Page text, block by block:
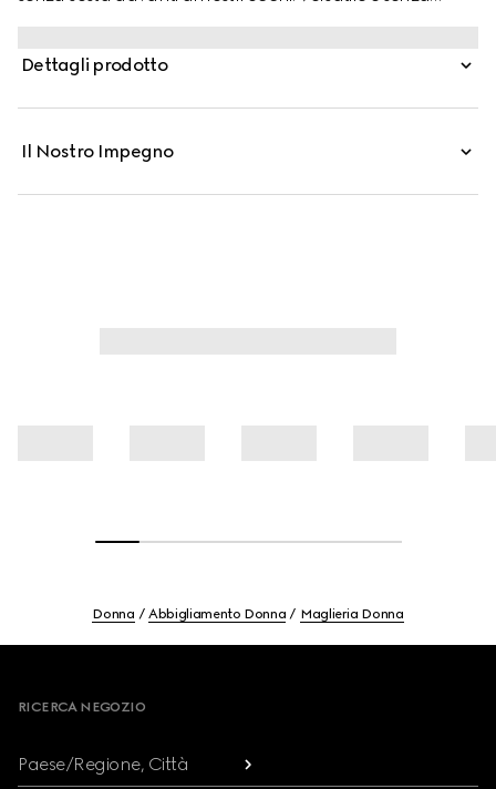
realizzata in lana ultrafine ed è impreziosita da un ricamo
Dettagli prodotto
Il Nostro Impegno
Donna Abbigliamento Donna Maglieria Donna
RICERCA NEGOZIO
Paese/Regione, Città